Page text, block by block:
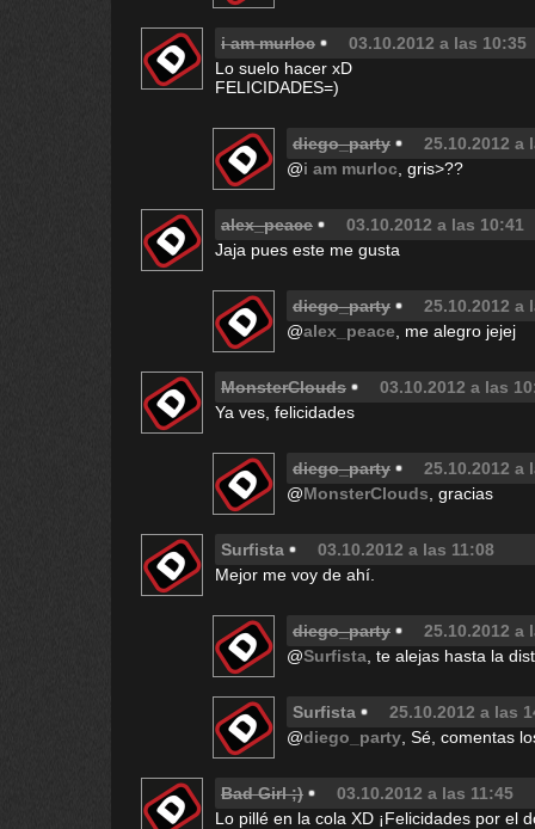
i am murloc
03.10.2012 a las 10:35
Lo suelo hacer xD
FELICIDADES=)
diego_party
25.10.2012 a
@i am murloc , gris>??
alex_peace
03.10.2012 a las 10:41
Jaja pues este me gusta
diego_party
25.10.2012 a
@alex_peace , me alegro jejej
MonsterClouds
03.10.2012 a las
Ya ves, felicidades
diego_party
25.10.2012 a
@MonsterClouds , gracias
Surfista
03.10.2012 a las 11:08
Mejor me voy de ahí.
diego_party
25.10.2012 a
@Surfista , te alejas hasta la
Surfista
25.10.2012 a las
@diego_party , Sé, comentas
Bad Girl ;)
03.10.2012 a las 11:45
Lo pillé en la cola XD ¡Felicidades por el